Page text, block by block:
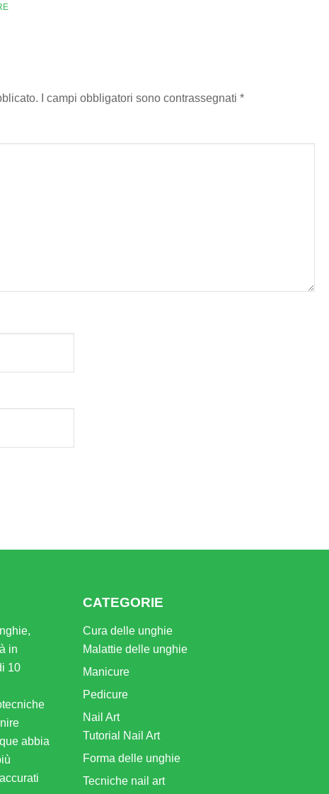
I campi obbligatori sono contrassegnati *
in
10
abbia
CATEGORIE
Cura delle unghie
Malattie delle unghie
Manicure
Pedicure
Nail Art
Tutorial Nail Art
Forma delle unghie
Tecniche nail art